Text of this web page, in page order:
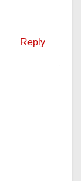
Reply